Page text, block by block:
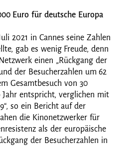
Euro für deutsche Europa
2021 in Cannes seine Zahlen
gab es wenig Freude, denn
einen „Rückgang der
der Besucherzahlen um 62
Gesamtbesuch von 30
entspricht, verglichen mit
so ein Bericht auf der
die Kinonetzwerker für
als der europäische
der Besucherzahlen in